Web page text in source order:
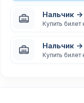
Нальчик
Купить билет
Нальчик
Купить билет